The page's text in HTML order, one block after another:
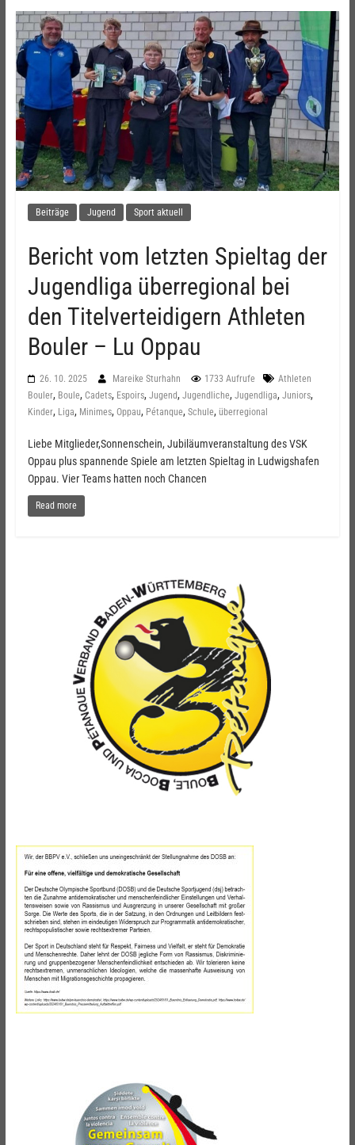
Beiträge Jugend Sport aktuell
Bericht vom letzten Spieltag der
Jugendliga überregional bei
den Titelverteidigern Athleten
Bouler – Lu Oppau
26. 10. 2025 Mareike Sturhahn 1733 Aufrufe
Athleten
Bouler, Boule, Cadets, Espoirs, Jugend, Jugendliche, Jugendliga, Juniors,
Kinder, Liga, Minimes, Oppau, Pétanque, Schule, überregional
Liebe Mitglieder,Sonnenschein, Jubiläumveranstaltung des VSK
Oppau plus spannende Spiele am letzten Spieltag in Ludwigshafen
Oppau. Vier Teams hatten noch Chancen
Read more